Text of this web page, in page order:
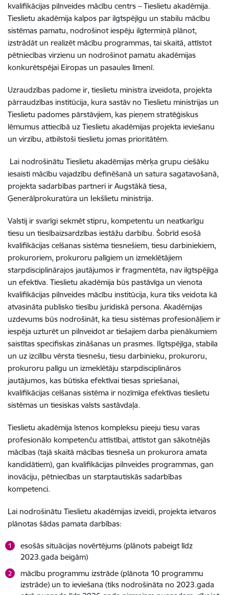
kvalifikācijas pilnveides mācību centrs – Tieslietu akadēmija.
Tieslietu akadēmija kalpos par ilgtspējīgu un stabilu mācību
sistēmas pamatu, nodrošinot iespēju ilgtermiņā plānot,
izstrādāt un realizēt mācību programmas, tai skaitā, attīstot
pētniecības virzienu un nodrošinot pamatu akadēmijas
konkurētspējai Eiropas un pasaules līmenī.
Uzraudzības padome ir, tieslietu ministra izveidota, projekta
pārraudzības institūcija, kura sastāv no Tieslietu ministrijas un
Tieslietu padomes pārstāvjiem, kas pieņem stratēģiskus
lēmumus attiecībā uz Tieslietu akadēmijas projekta ieviešanu
un virzību, atbilstoši tieslietu jomas prioritātēm.
Lai nodrošinātu Tieslietu akadēmijas mērķa grupu ciešāku
iesaisti mācību vajadzību definēšanā un satura sagatavošanā,
projekta sadarbības partneri ir Augstākā tiesa,
Ģenerālprokuratūra un Iekšlietu ministrija.
Valstij ir svarīgi sekmēt stipru, kompetentu un neatkarīgu
tiesu un tiesībaizsardzības iestāžu darbību. Šobrīd esošā
kvalifikācijas celšanas sistēma tiesnešiem, tiesu darbiniekiem,
prokuroriem, prokuroru palīgiem un izmeklētājiem
starpdisciplinārajos jautājumos ir fragmentēta, nav ilgtspējīga
un efektīva. Tieslietu akadēmija būs pastāvīga un vienota
kvalifikācijas pilnveides mācību institūcija, kura tiks veidota kā
atvasināta publisko tiesību juridiskā persona. Akadēmijas
uzdevums būs nodrošināt, ka tiesu sistēmas profesionāļiem ir
iespēja uzturēt un pilnveidot ar tiešajiem darba pienākumiem
saistītas specifiskas zināšanas un prasmes. Ilgtspējīga, stabila
un uz izcilību vērsta tiesnešu, tiesu darbinieku, prokuroru,
prokuroru palīgu un izmeklētāju starpdisciplināros
jautājumos, kas būtiska efektīvai tiesas spriešanai,
kvalifikācijas celšanas sistēma ir nozīmīga efektīvas tieslietu
sistēmas un tiesiskas valsts sastāvdaļa.
Tieslietu akadēmija īstenos kompleksu pieeju tiesu varas
profesionālo kompetenču attīstībai, attīstot gan sākotnējās
mācības (tajā skaitā mācības tiesneša un prokurora amata
kandidātiem), gan kvalifikācijas pilnveides programmas, gan
inovāciju, pētniecības un starptautiskās sadarbības
kompetenci.
Lai nodrošinātu Tieslietu akadēmijas izveidi, projekta ietvaros
plānotas šādas pamata darbības:
esošās situācijas novērtējums (plānots pabeigt līdz
2023.gada beigām)
mācību programmu izstrāde (plānota 10 programmu
izstrāde) un to ieviešana (tiks nodrošināta no 2023.gada